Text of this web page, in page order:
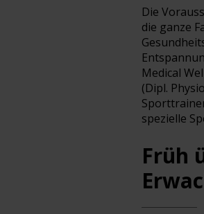
Die
die ganze
Medical
(Dipl.
spezielle
Früh